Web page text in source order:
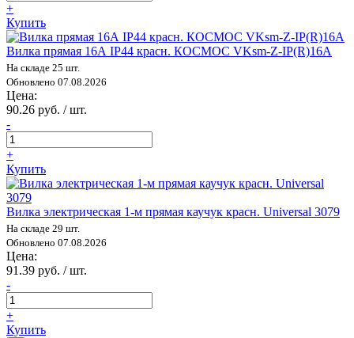
+
Купить
Вилка прямая 16А IP44 красн. КОСМОС VKsm-Z-IP(R)16A
На складе 25 шт.
Обновлено 07.08.2026
Цена:
90.26 руб. / шт.
-
+
Купить
Вилка электрическая 1-м прямая каучук красн. Universal 3079
На складе 29 шт.
Обновлено 07.08.2026
Цена:
91.39 руб. / шт.
-
+
Купить